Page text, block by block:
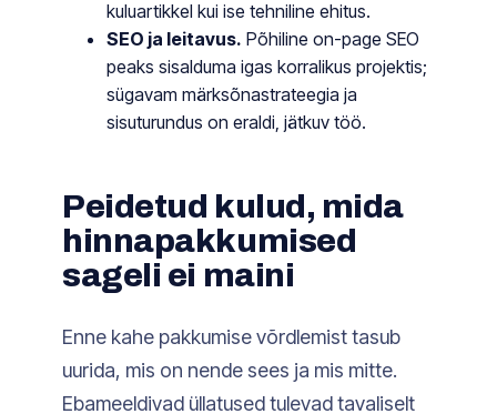
kuluartikkel kui ise tehniline ehitus.
SEO ja leitavus. Põhiline on-page SEO
peaks sisalduma igas korralikus projektis;
sügavam märksõnastrateegia ja
sisuturundus on eraldi, jätkuv töö.
Peidetud kulud, mida
hinnapakkumised
sageli ei maini
Enne kahe pakkumise võrdlemist tasub
uurida, mis on nende sees ja mis mitte.
Ebameeldivad üllatused tulevad tavaliselt